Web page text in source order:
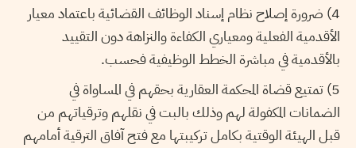
4) ضرورة إصلاح نظام إسناد الوظائف القضائية باعتماد معيار
الأقدمية الفعلية ومعياري الكفاءة والنزاهة دون التقييد
بالأقدمية في مباشرة الخطط الوظيفية فحسب.
5) تمتيع قضاة المحكمة العقارية بحقهم في المساواة في
الضمانات المكفولة لهم وذلك بالبت في نقلهم وترقياتهم من
قبل الهيئة الوقتية بكامل تركيبتها مع فتح آفاق الترقية أمامهم